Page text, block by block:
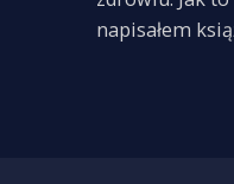
napisałem